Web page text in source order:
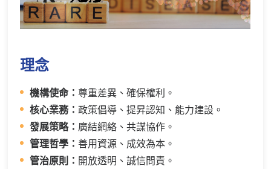
理念
機構使命：尊重差異、確保權利。
核心業務：政策倡導、提昇認知、能力建設。
發展策略： 廣結網絡、共謀協作。
管理哲學：善用資源、成效為本。
管治原則： 開放透明、誠信問責。